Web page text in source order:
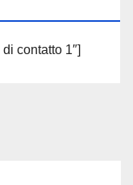
contatto 1″]